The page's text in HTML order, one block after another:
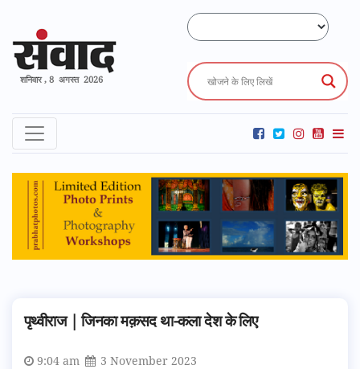
शनिवार , 8 अगस्त 2026
पृथ्वीराज | जिनका मक़सद था-कला देश के लिए
9:04 am 3 November 2023